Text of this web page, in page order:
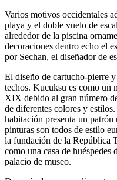
Varios motivos occidentales
playa y el doble vuelo de
alrededor de la piscina
decoraciones dentro echo el
por Sechan, el diseñador de
El diseño de cartucho-pierre
techos. Kucuksu es como un
XIX debido al gran número
de diferentes colores y
habitación presenta un
pinturas son todos de estilo
la fundación de la República
como una casa de
palacio de museo.